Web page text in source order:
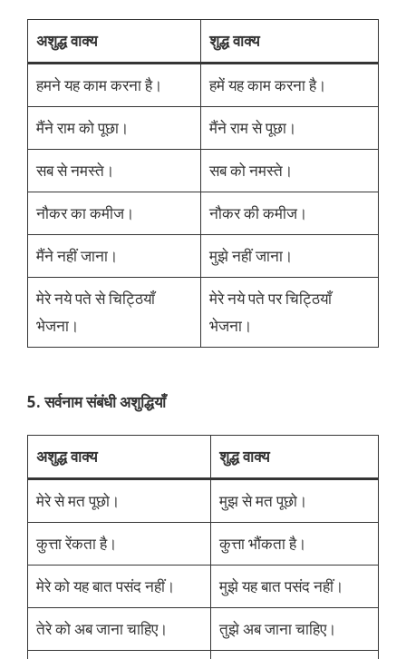
अशुद्ध वाक्य शुद्ध वाक्य
हमने यह काम करना है। हमें यह काम करना है।
मैंने राम को पूछा। मैंने राम से पूछा।
सब से नमस्ते। सब को नमस्ते।
नौकर का कमीज। नौकर की कमीज।
मैंने नहीं जाना। मुझे नहीं जाना।
मेरे नये पते से चिट्ठियाँ
भेजना।
मेरे नये पते पर चिट्ठियाँ
भेजना।
5. सर्वनाम संबंधी अशुद्धियाँ
अशुद्ध वाक्य शुद्ध वाक्य
मेरे से मत पूछो। मुझ से मत पूछो।
कुत्ता रेंकता है। कुत्ता भौंकता है।
मेरे को यह बात पसंद नहीं। मुझे यह बात पसंद नहीं।
तेरे को अब जाना चाहिए। तुझे अब जाना चाहिए।